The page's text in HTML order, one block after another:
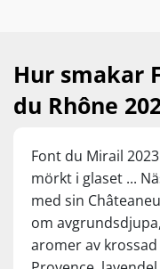
Hur smakar
du Rhône
Font du Mirail
mörkt i glaset ...
med sin
om
aromer av